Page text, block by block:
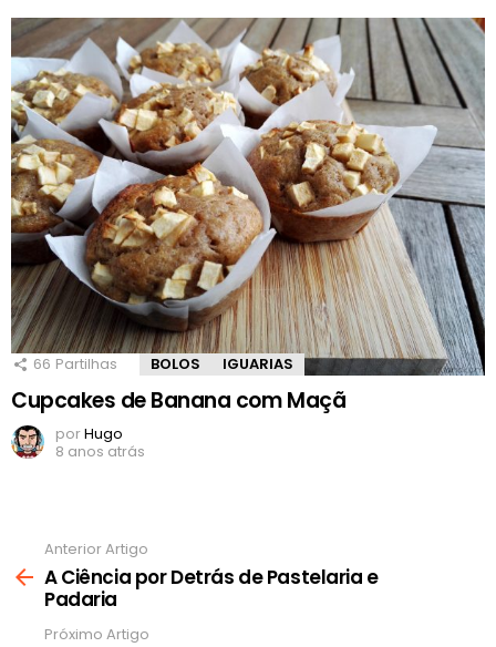
66 Partilhas BOLOS IGUARIAS
Cupcakes de Banana com Maçã
porHugo
8 anos atrás
mais
Anterior Artigo
A Ciência por Detrás de Pastelaria e
Padaria
Próximo Artigo